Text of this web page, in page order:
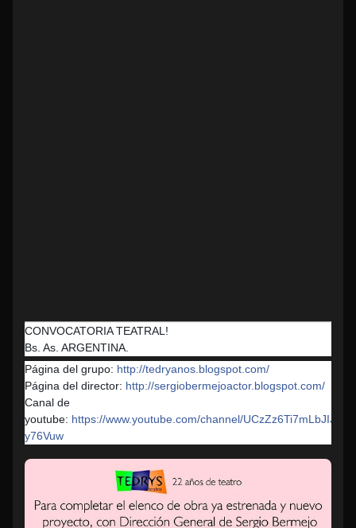
CONVOCATORIA TEATRAL!
Bs. As. ARGENTINA.
Página del grupo: http://tedryanos.blogspot.com/
Página del director: http://sergiobermejoactor.blogspot.com/
Canal de
youtube: https://www.youtube.com/channel/UCzZz6Ti7mLbJIJ6s-
y76Vuw